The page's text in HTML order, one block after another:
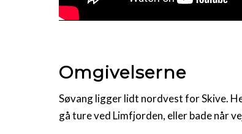
Omgivelserne
Søvang ligger lidt nordvest for Skive.
gå ture ved Limfjorden, eller bade når